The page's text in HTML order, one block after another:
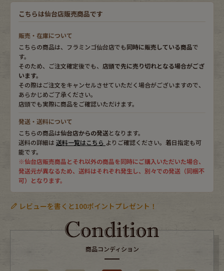
Eye Wear
Bag
Accessory Shoes
Belt antique goods
FAFATT
こちらは仙台店販売商品です
販売・在庫について
こちらの商品は、フラミンゴ仙台店でも同時に販売している商品で
す。
そのため、ご注文確定後でも、 店頭で先に売り切れとなる場合がござ
います。
その際はご注文をキャンセルさせていただく場合がございますので、
あらかじめご了承ください。
店頭でも実際に商品をご確認いただけます。
発送・送料について
こちらの商品は仙台店からの発送となります。
送料の詳細は 送料一覧はこちら よりご確認ください。着日指定も可
能です。
※仙台店販売商品とそれ以外の商品を同時にご購入いただいた場合、
発送元が異なるため、送料はそれぞれ発生し、別々での発送（同梱不
可）となります。
レビューを書くと100ポイントプレゼント！
商品コンディション